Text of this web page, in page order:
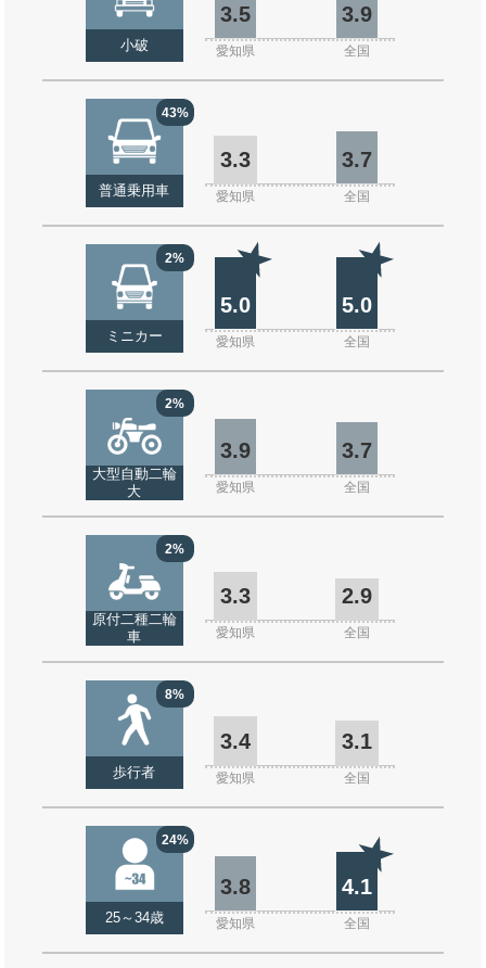
小破
3.5 3.9
愛知県 全国
43%
普通乗用車
3.3 3.7
愛知県 全国
2%
ミニカー
5.0 5.0
愛知県 全国
2%
大型自動二輪
大
3.9 3.7
愛知県 全国
2%
原付二種二輪
車
3.3 2.9
愛知県 全国
8%
歩行者
3.4 3.1
愛知県 全国
24%
25～34歳
3.8 4.1
愛知県 全国